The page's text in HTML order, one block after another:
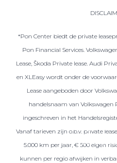
Berijdersinfo
Zakelijke
Profiteer van
voordeel
*Pon Center biedt de private
Pon Financial Services.
Lease, Škoda Private lease. Audi
en XLEasy wordt onder de
Lease aangeboden door
handelsnaam van Volkswagen
ingeschreven in het
Vanaf tarieven zijn o.b.v. private
5.000 km per jaar, € 500 eigen
kunnen per regio afwijken in